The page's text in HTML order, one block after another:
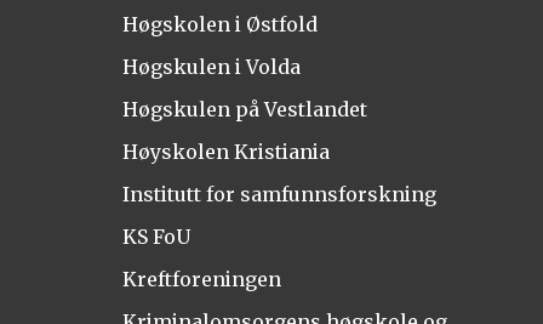
Høgskolen i Østfold
Høgskulen i Volda
Høgskulen på Vestlandet
Høyskolen Kristiania
Institutt for samfunnsforskning
KS FoU
Kreftforeningen